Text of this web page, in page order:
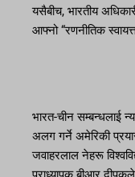
यसैबीच, भारतीय
आफ्नो “रणनीतिक
भारत-चीन सम्बन्धलाई
अलग गर्ने अमेरिकी
जवाहरलाल नेहरू